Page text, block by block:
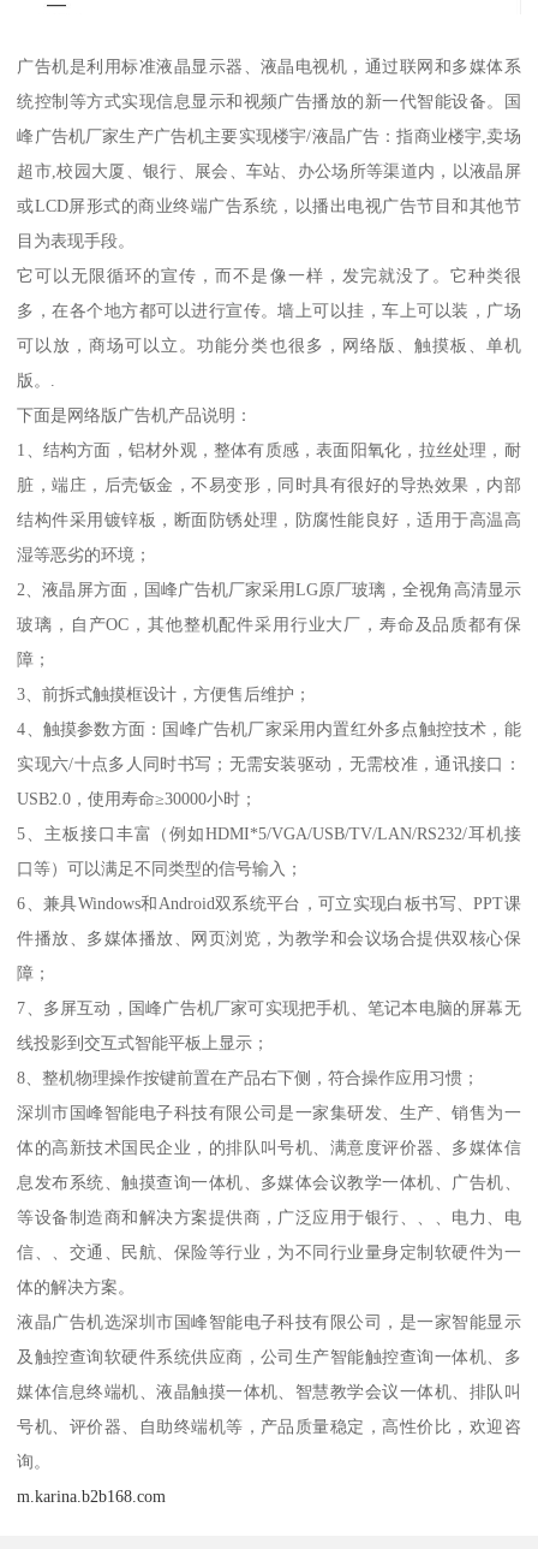
广告机是利用标准液晶显示器、液晶电视机，通过联网和多媒体系
统控制等方式实现信息显示和视频广告播放的新一代智能设备。国
峰广告机厂家生产广告机主要实现楼宇/液晶广告：指商业楼宇,卖场
超市,校园大厦、银行、展会、车站、办公场所等渠道内，以液晶屏
或LCD屏形式的商业终端广告系统，以播出电视广告节目和其他节
目为表现手段。
它可以无限循环的宣传，而不是像一样，发完就没了。它种类很
多，在各个地方都可以进行宣传。墙上可以挂，车上可以装，广场
可以放，商场可以立。功能分类也很多，网络版、触摸板、单机
版。.
下面是网络版广告机产品说明：
1、结构方面，铝材外观，整体有质感，表面阳氧化，拉丝处理，耐
脏，端庄，后壳钣金，不易变形，同时具有很好的导热效果，内部
结构件采用镀锌板，断面防锈处理，防腐性能良好，适用于高温高
湿等恶劣的环境；
2、液晶屏方面，国峰广告机厂家采用LG原厂玻璃，全视角高清显示
玻璃，自产OC，其他整机配件采用行业大厂，寿命及品质都有保
障；
3、前拆式触摸框设计，方便售后维护；
4、触摸参数方面：国峰广告机厂家采用内置红外多点触控技术，能
实现六/十点多人同时书写；无需安装驱动，无需校准，通讯接口：
USB2.0，使用寿命≥30000小时；
5、主板接口丰富（例如HDMI*5/VGA/USB/TV/LAN/RS232/耳机接
口等）可以满足不同类型的信号输入；
6、兼具Windows和Android双系统平台，可立实现白板书写、PPT课
件播放、多媒体播放、网页浏览，为教学和会议场合提供双核心保
障；
7、多屏互动，国峰广告机厂家可实现把手机、笔记本电脑的屏幕无
线投影到交互式智能平板上显示；
8、整机物理操作按键前置在产品右下侧，符合操作应用习惯；
深圳市国峰智能电子科技有限公司是一家集研发、生产、销售为一
体的高新技术国民企业，的排队叫号机、满意度评价器、多媒体信
息发布系统、触摸查询一体机、多媒体会议教学一体机、广告机、
等设备制造商和解决方案提供商，广泛应用于银行、、、电力、电
信、、交通、民航、保险等行业，为不同行业量身定制软硬件为一
体的解决方案。
液晶广告机选深圳市国峰智能电子科技有限公司，是一家智能显示
及触控查询软硬件系统供应商，公司生产智能触控查询一体机、多
媒体信息终端机、液晶触摸一体机、智慧教学会议一体机、排队叫
号机、评价器、自助终端机等，产品质量稳定，高性价比，欢迎咨
询。
m.karina.b2b168.com